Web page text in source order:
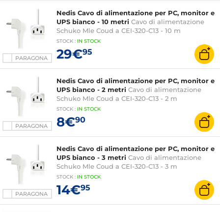
PARAGONA
Nedis Cavo di alimentazione per PC, monitor e
UPS bianco - 10 metri Cavo di alimentazione
Schuko Mle Coud a CEI-320-C13 - 10 m
STOCK : IN STOCK
29€95
PARAGONA
Nedis Cavo di alimentazione per PC, monitor e
UPS bianco - 2 metri Cavo di alimentazione
Schuko Mle Coud a CEI-320-C13 - 2 m
STOCK : IN STOCK
8€90
PARAGONA
Nedis Cavo di alimentazione per PC, monitor e
UPS bianco - 3 metri Cavo di alimentazione
Schuko Mle Coud a CEI-320-C13 - 3 m
STOCK : IN STOCK
14€95